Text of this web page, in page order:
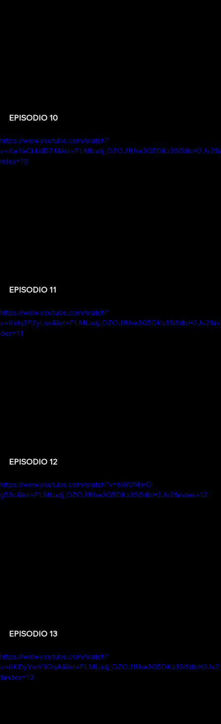
EPISODIO 10
https://www.youtube.com/watch?
v=KwYaCkKdD74&list=PLMLudj_OZOJ1Uxe3Q5DKz3SlStlbH2Jv2&i
ndex=10
EPISODIO 11
https://www.youtube.com/watch?
v=KsIq3P2yLso&list=PLMLudj_OZOJ1Uxe3Q5DKz3SlStlbH2Jv2&in
dex=11
EPISODIO 12
https://www.youtube.com/watch?v=6W0MmO-
g53c&list=PLMLudj_OZOJ1Uxe3Q5DKz3SlStlbH2Jv2&index=12
EPISODIO 13
https://www.youtube.com/watch?
v=6KDyVwV3OqA&list=PLMLudj_OZOJ1Uxe3Q5DKz3SlStlbH2Jv2
&index=13